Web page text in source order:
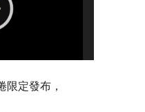
限定發布，